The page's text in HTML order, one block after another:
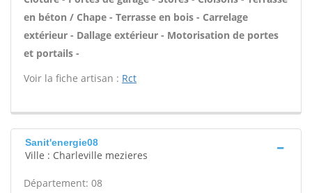
en béton / Chape - Terrasse en bois - Carrelage
extérieur - Dallage extérieur - Motorisation de portes
et portails -
Voir la fiche artisan : Rct
Sanit'energie08
Ville : Charleville mezieres
Département: 08